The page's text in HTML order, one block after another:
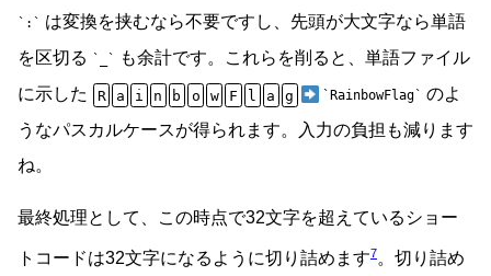
:
は変換を挟むなら不要ですし、先頭が大文字なら単語
を区切る
も余計です。これらを削ると、単語ファイル
に示した
R a i n b o w F l a g RainbowFlag
のよ
うなパスカルケースが得られます。入力の負担も減ります
ね。
最終処理として、この時点で32文字を超えているショー
トコードは32文字になるように切り詰めます7。切り詰め